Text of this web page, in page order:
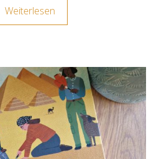
Weiterlesen